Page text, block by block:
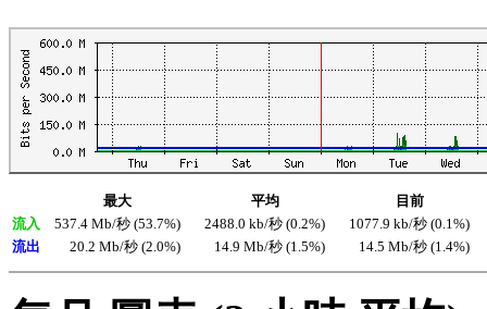
最大 平均
目前
流入
537.4 Mb/秒 (53.7%) 2488.0 kb/秒 (0.2%)
1077.9 kb/秒 (0.1%)
流出
20.2 Mb/秒 (2.0%) 14.9 Mb/秒 (1.5%) 14.5 Mb/秒 (1.4%)